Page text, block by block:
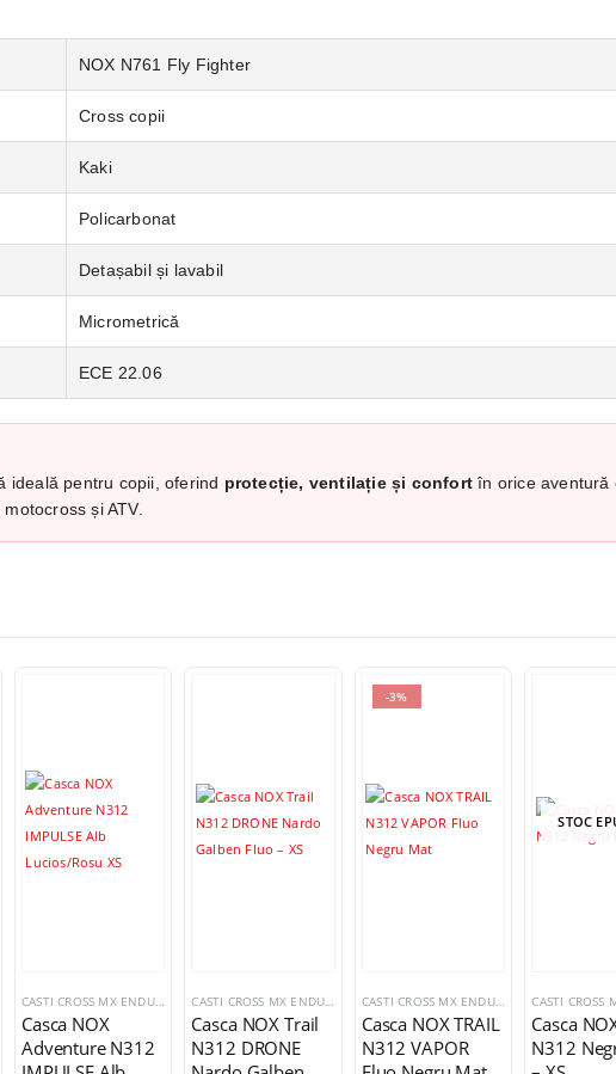
NOX N761 Fly Fighter
Cross copii
Kaki
Policarbonat
Detașabil și lavabil
Micrometrică
ECE 22.06
ideală pentru copii, oferind protecție, ventilație și confort în orice aventură
și ATV.
CASTI CROSS MX ENDURO TRIAL
Casca NOX
Adventure N312
CASTI CROSS MX ENDURO TRIAL
Casca NOX Trail
N312 DRONE
-3%
CASTI CROSS MX ENDURO TRIAL
Casca NOX TRAIL
N312 VAPOR
STOC
Casca
N312